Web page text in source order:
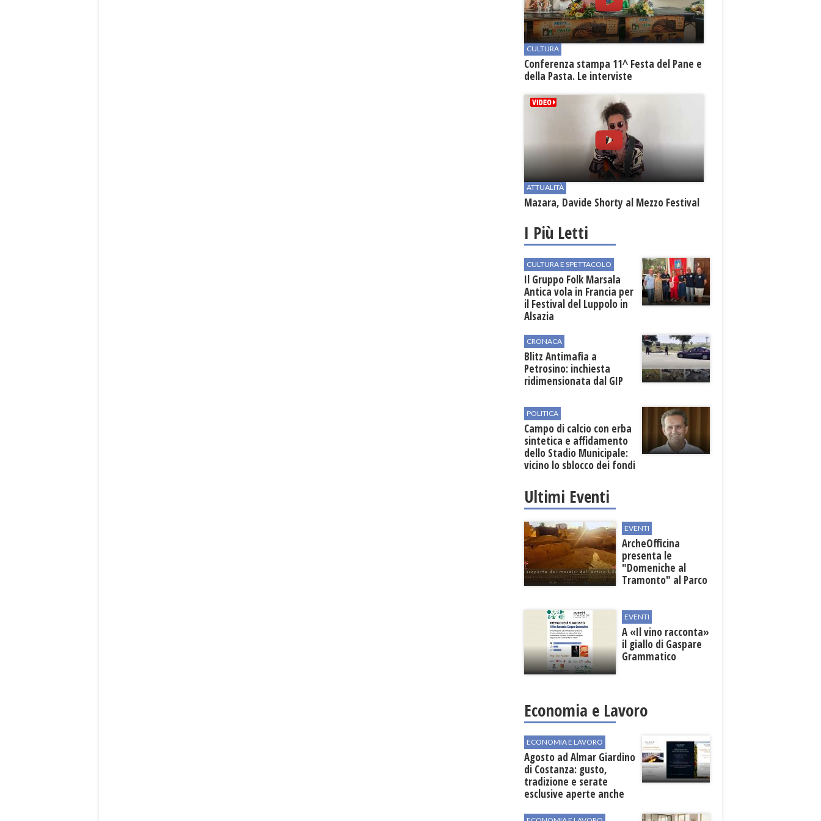
CULTURA
Conferenza stampa 11^ Festa del Pane e
della Pasta. Le interviste
ATTUALITÀ
Mazara, Davide Shorty al Mezzo Festival
I Più Letti
CULTURA E SPETTACOLO
Il Gruppo Folk Marsala
Antica vola in Francia per
il Festival del Luppolo in
Alsazia
CRONACA
Blitz Antimafia a
Petrosino: inchiesta
ridimensionata dal GIP
POLITICA
Campo di calcio con erba
sintetica e affidamento
dello Stadio Municipale:
vicino lo sblocco dei fondi
Ultimi Eventi
EVENTI
ArcheOfficina
presenta le
"Domeniche al
Tramonto" al Parco
EVENTI
A «Il vino racconta»
il giallo di Gaspare
Grammatico
Economia e Lavoro
ECONOMIA E LAVORO
Agosto ad Almar Giardino
di Costanza: gusto,
tradizione e serate
esclusive aperte anche